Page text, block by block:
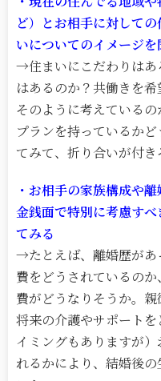
ど）とお相手に対して
いについてのイメージを
→住まいにこだわりはあ
はあるのか？共働きを
そのように考えている
プランを持っているか
てみて、折り合いが付き
・お相手の家族構成や
金銭面で特別に考慮す
てみる
→たとえば、離婚歴があ
費をどうされているの
費がどうなりそうか。親
将来の介護やサポート
イミングもありますが
れるかにより、結婚後